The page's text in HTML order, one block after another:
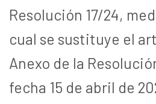
Resolución 17/24,
cual se sustituye el
Anexo de la
fecha 15 de abril de